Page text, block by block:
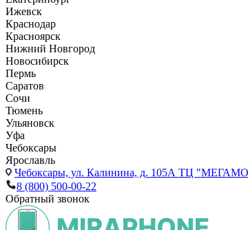
Ижевск
Краснодар
Красноярск
Нижний Новгород
Новосибирск
Пермь
Саратов
Сочи
Тюмень
Ульяновск
Уфа
Чебоксары
Ярославль
Чебоксары, ул. Калинина, д. 105А ТЦ
8 (800) 500-00-22
Обратный звонок